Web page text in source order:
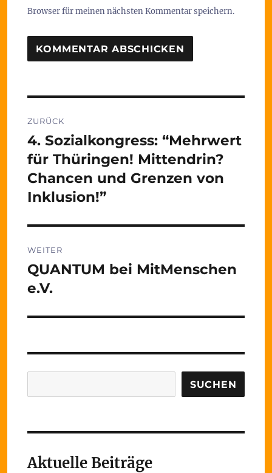
Browser für meinen nächsten Kommentar speichern.
ZURÜCK
Vorheriger
Beitrag:
4. Sozialkongress: “Mehrwert
für Thüringen! Mittendrin?
Chancen und Grenzen von
Inklusion!”
WEITER
Nächster
Beitrag:
QUANTUM bei MitMenschen
e.V.
SUCHEN
Aktuelle Beiträge